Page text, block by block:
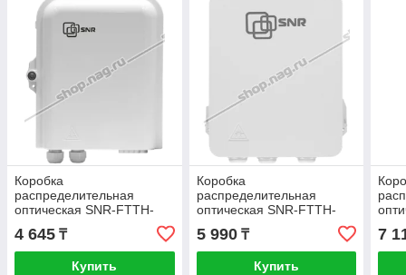
Коробка
распределительная
оптическая SNR-FTTH-
FDB-08J
4 645 ₸
Купить
Коробка
распределительная
оптическая SNR-FTTH-
FDB-08C
5 990₸
Купить
7